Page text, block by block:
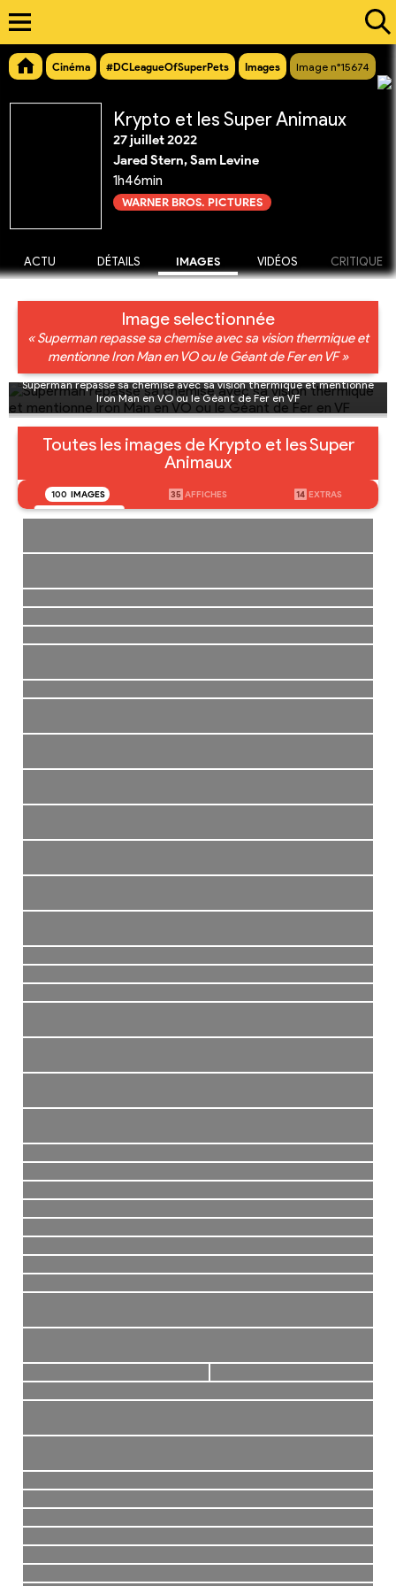
Cinéma #DCLeagueOfSuperPets Images Image n°15674
Krypto et les Super Animaux
27 juillet 2022
Jared Stern, Sam Levine
1h46min
WARNER BROS. PICTURES
ACTU DÉTAILS IMAGES VIDÉOS CRITIQUE
Image selectionnée
« Superman repasse sa chemise avec sa vision thermique et
mentionne Iron Man en VO ou le Géant de Fer en VF »
Superman repasse sa chemise avec sa vision thermique et mentionne
Iron Man en VO ou le Géant de Fer en VF
Toutes les images de Krypto et les Super
Animaux
100 IMAGES 35 AFFICHES 14 EXTRAS